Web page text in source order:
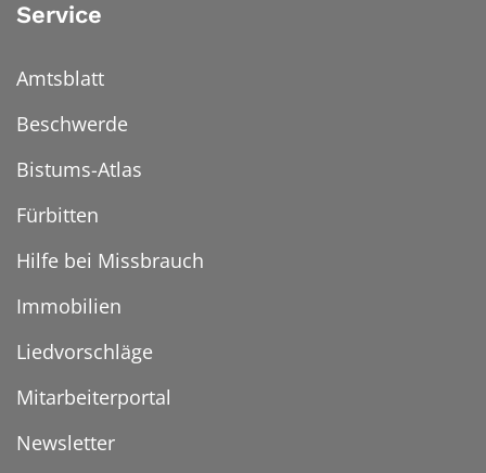
Service
Amtsblatt
Beschwerde
Bistums-Atlas
Fürbitten
Hilfe bei Missbrauch
Immobilien
Liedvorschläge
Mitarbeiterportal
Newsletter